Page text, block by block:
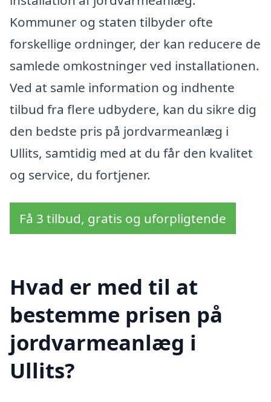
Kommuner og staten tilbyder ofte
forskellige ordninger, der kan reducere de
samlede omkostninger ved installationen.
Ved at samle information og indhente
tilbud fra flere udbydere, kan du sikre dig
den bedste pris på jordvarmeanlæg i
Ullits, samtidig med at du får den kvalitet
og service, du fortjener.
Få 3 tilbud, gratis og uforpligtende
Hvad er med til at
bestemme prisen på
jordvarmeanlæg i
Ullits?